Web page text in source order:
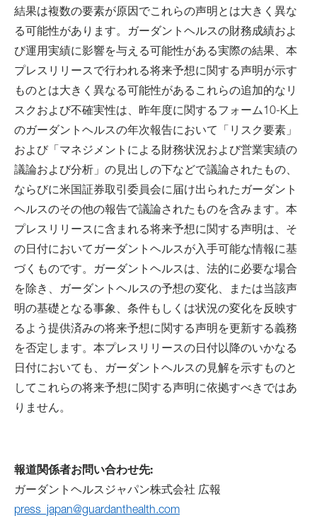
結果は複数の要素が原因でこれらの声明とは大きく異な
る可能性があります。ガーダントヘルスの財務成績およ
び運用実績に影響を与える可能性がある実際の結果、本
プレスリリースで行われる将来予想に関する声明が示す
ものとは大きく異なる可能性があるこれらの追加的なリ
スクおよび不確実性は、昨年度に関するフォーム10-K上
のガーダントヘルスの年次報告において「リスク要素」
および「マネジメントによる財務状況および営業実績の
議論および分析」の見出しの下などで議論されたもの、
ならびに米国証券取引委員会に届け出られたガーダント
ヘルスのその他の報告で議論されたものを含みます。本
プレスリリースに含まれる将来予想に関する声明は、そ
の日付においてガーダントヘルスが入手可能な情報に基
づくものです。ガーダントヘルスは、法的に必要な場合
を除き、ガーダントヘルスの予想の変化、または当該声
明の基礎となる事象、条件もしくは状況の変化を反映す
るよう提供済みの将来予想に関する声明を更新する義務
を否定します。本プレスリリースの日付以降のいかなる
日付においても、ガーダントヘルスの見解を示すものと
してこれらの将来予想に関する声明に依拠すべきではあ
りません。
報道関係者お問い合わせ先:
ガーダントヘルスジャパン株式会社 広報
press_japan@guardanthealth.com